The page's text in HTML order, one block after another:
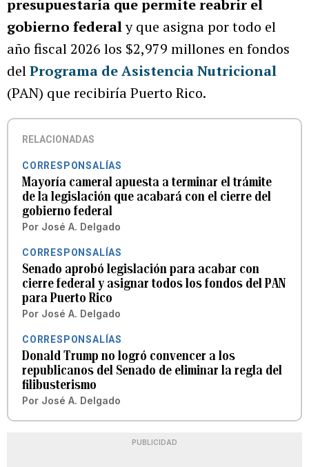
presupuestaria que permite reabrir el
gobierno federaly que asigna por todo el
año fiscal 2026 los $2,979 millones en fondos
delPrograma de Asistencia Nutricional
(PAN) que recibiría Puerto Rico.
RELACIONADAS
CORRESPONSALÍAS
Mayoría cameral apuesta a terminar el trámite
de la legislación que acabará con el cierre del
gobierno federal
Por José A. Delgado
CORRESPONSALÍAS
Senado aprobó legislación para acabar con
cierre federal y asignar todos los fondos del PAN
para Puerto Rico
Por José A. Delgado
CORRESPONSALÍAS
Donald Trump no logró convencer a los
republicanos del Senado de eliminar la regla del
filibusterismo
Por José A. Delgado
PUBLICIDAD